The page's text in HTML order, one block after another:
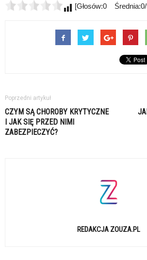
[Głosów:0
Poprzedni artykuł
CZYM SĄ CHOROBY KRYTYCZNE
I JAK SIĘ PRZED NIMI
ZABEZPIECZYĆ?
REDAKCJA ZOUZA.PL